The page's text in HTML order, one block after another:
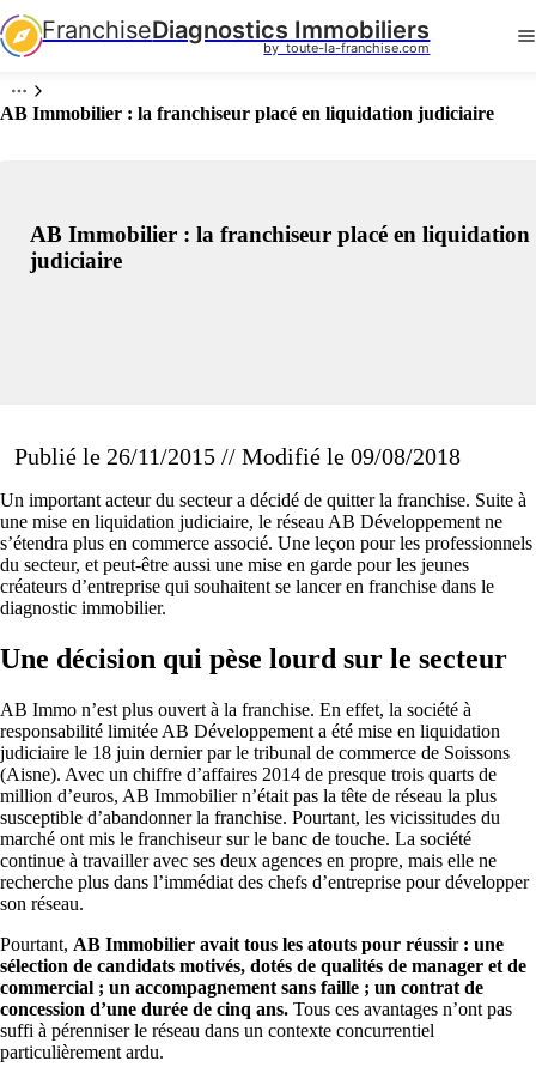
FranchiseDiagnostics Immobiliers
by  toute-la-franchise.com
AB Immobilier : la franchiseur placé en liquidation judiciaire
AB Immobilier : la franchiseur placé en liquidation
judiciaire
Publié le 26/11/2015 // Modifié le 09/08/2018
Un important acteur du secteur a décidé de quitter la franchise. Suite à
une mise en liquidation judiciaire, le réseau AB Développement ne
s’étendra plus en commerce associé. Une leçon pour les professionnels
du secteur, et peut-être aussi une mise en garde pour les jeunes
créateurs d’entreprise qui souhaitent se lancer en franchise dans le
diagnostic immobilier.
Une décision qui pèse lourd sur le secteur
AB Immo n’est plus ouvert à la franchise. En effet, la société à
responsabilité limitée AB Développement a été mise en liquidation
judiciaire le 18 juin dernier par le tribunal de commerce de Soissons
(Aisne). Avec un chiffre d’affaires 2014 de presque trois quarts de
million d’euros, AB Immobilier n’était pas la tête de réseau la plus
susceptible d’abandonner la franchise. Pourtant, les vicissitudes du
marché ont mis le franchiseur sur le banc de touche. La société
continue à travailler avec ses deux agences en propre, mais elle ne
recherche plus dans l’immédiat des chefs d’entreprise pour développer
son réseau.
Pourtant, AB Immobilier avait tous les atouts pour réussir : une
sélection de candidats motivés, dotés de qualités de manager et de
commercial ; un accompagnement sans faille ; un contrat de
concession d’une durée de cinq ans. Tous ces avantages n’ont pas
suffi à pérenniser le réseau dans un contexte concurrentiel
particulièrement ardu.